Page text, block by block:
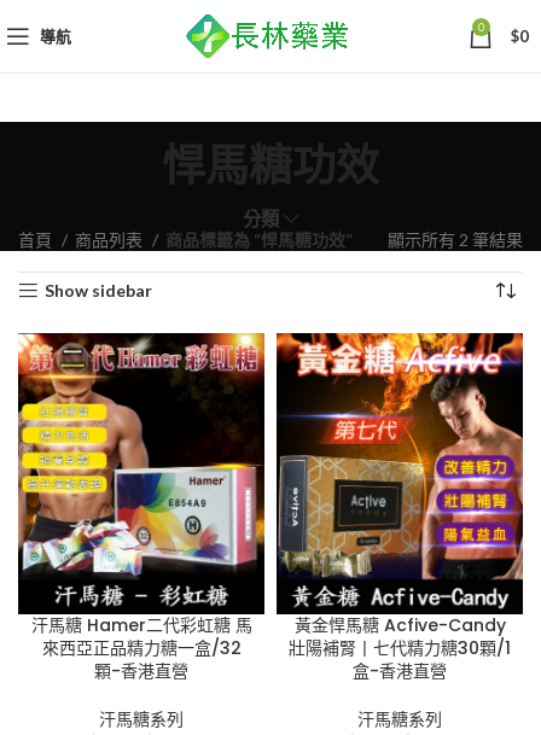
導航 0 $0
悍馬糖功效
分類
首頁 商品列表 商品標籤為 “悍馬糖功效” 顯示所有 2 筆結果
排
序
Show sidebar
汗馬糖 Hamer二代彩虹糖 馬
來西亞正品精力糖一盒/32
顆-香港直營
汗馬糖系列
黃金悍馬糖 Acfive-Candy
壯陽補腎丨七代精力糖30顆/1
盒-香港直營
汗馬糖系列